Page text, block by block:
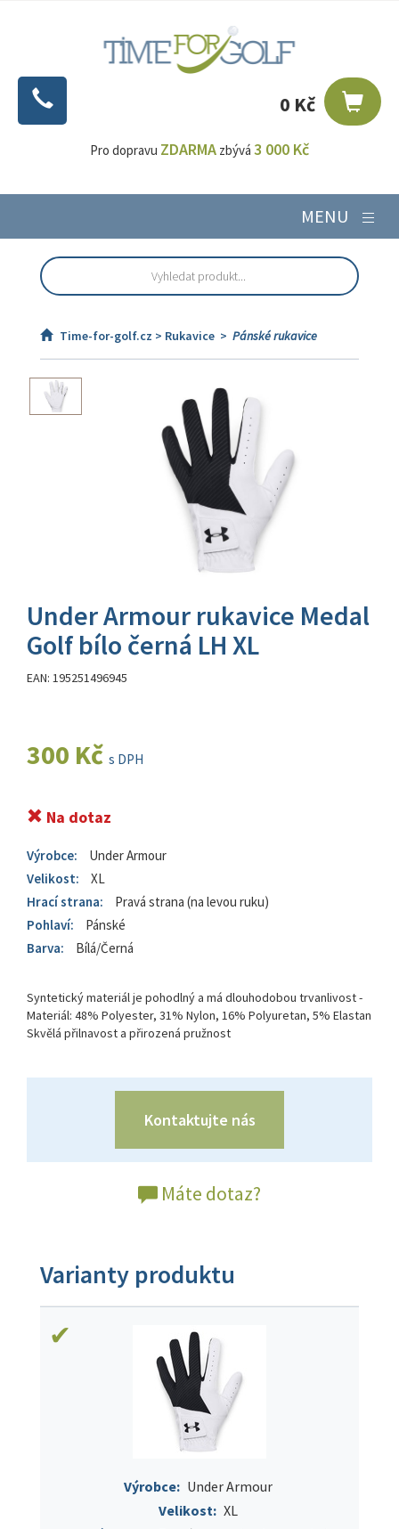
0 Kč
Pro dopravu ZDARMA zbývá 3 000 Kč
MENU
Time-for-golf.cz > Rukavice > Pánské rukavice
Under Armour rukavice Medal
Golf bílo černá LH XL
EAN: 195251496945
300 Kč s DPH
Na dotaz
Výrobce:
Under Armour
Velikost:
XL
Hrací strana:
Pravá strana (na levou ruku)
Pohlaví:
Pánské
Barva:
Bílá/Černá
Syntetický materiál je pohodlný a má dlouhodobou trvanlivost -
Materiál: 48% Polyester, 31% Nylon, 16% Polyuretan, 5% Elastan
Skvělá přilnavost a přirozená pružnost
Kontaktujte nás
Máte dotaz?
Varianty produktu
Výrobce: Under Armour
Velikost: XL